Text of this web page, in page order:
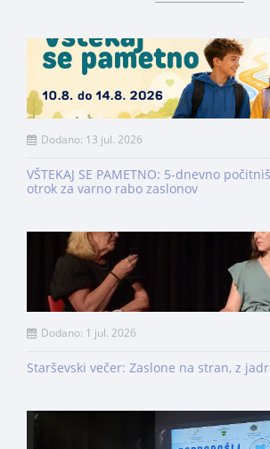
Dodano: 13 jul. 2026
VŠTEKAJ SE PAMETNO: 5-dnevno
otrok za varno rabo zaslonov
Dodano: 1 jul. 2026
Starševski večer: Zaslone na stran, z